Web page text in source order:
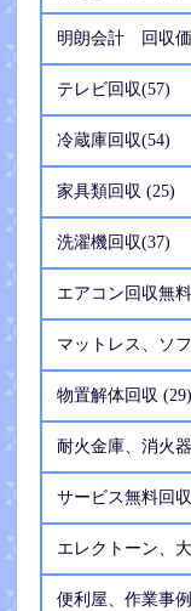
明朗会計 回収価
テレビ回収(57)
冷蔵庫回収(54)
家具類回収 (25)
洗濯機回収(37)
エアコン回収無
マットレス、ソ
物置解体回収 (29)
耐火金庫、消火
サービス無料回
エレクトーン、
便利屋、作業事